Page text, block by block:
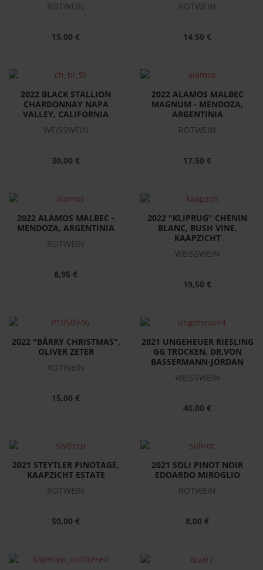
ROTWEIN
15,00 €
ROTWEIN
14,50 €
2022 BLACK STALLION
CHARDONNAY NAPA
VALLEY, CALIFORNIA
WEISSWEIN
30,00 €
2022 ALAMOS MALBEC
MAGNUM - MENDOZA,
ARGENTINIA
ROTWEIN
17,50 €
2022 ALAMOS MALBEC -
MENDOZA, ARGENTINIA
ROTWEIN
8,95 €
2022 "KLIPRUG" CHENIN
BLANC, BUSH VINE,
KAAPZICHT
WEISSWEIN
19,50 €
2022 "BÄRRY CHRISTMAS",
OLIVER ZETER
ROTWEIN
15,00 €
2021 UNGEHEUER RIESLING
GG TROCKEN, DR.VON
BASSERMANN-JORDAN
WEISSWEIN
40,00 €
2021 STEYTLER PINOTAGE,
KAAPZICHT ESTATE
ROTWEIN
50,00 €
2021 SOLI PINOT NOIR
EDOARDO MIROGLIO
ROTWEIN
8,00 €